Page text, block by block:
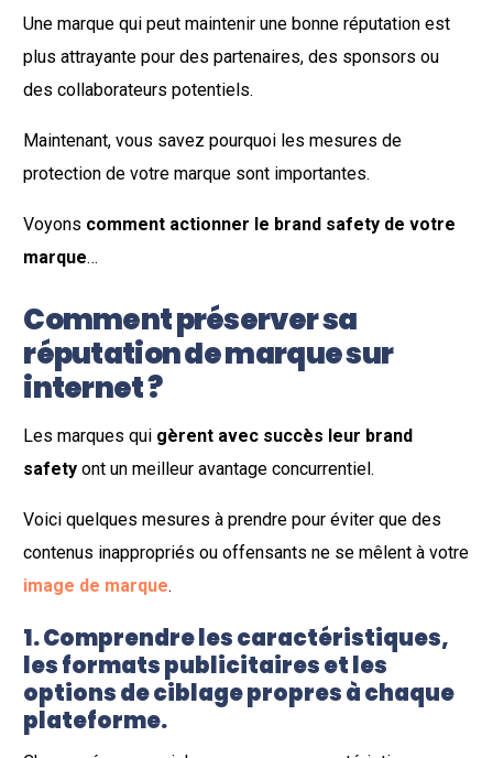
Une marque qui peut maintenir une bonne réputation est
plus attrayante pour des partenaires, des sponsors ou
des collaborateurs potentiels.
Maintenant, vous savez pourquoi les mesures de
protection de votre marque sont importantes.
Voyons comment actionner le brand safety de votre
marque…
Comment préserver sa
réputation de marque sur
internet ?
Les marques qui gèrent avec succès leur brand
safetyont un meilleur avantage concurrentiel.
Voici quelques mesures à prendre pour éviter que des
contenus inappropriés ou offensants ne se mêlent à votre
image de marque.
1. Comprendre les caractéristiques,
les formats publicitaires et les
options de ciblage propres à chaque
plateforme.